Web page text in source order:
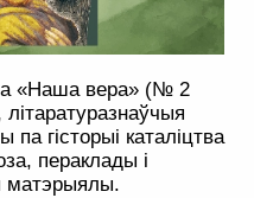
«Наша вера» (№ 2
гісторыі каталіцтва
пераклады і
матэрыялы.